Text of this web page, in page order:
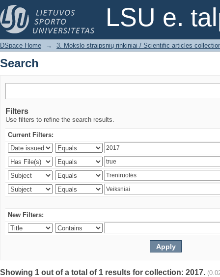
LSU e.
Search
DSpace Home → 3. Mokslo straipsnių rinkiniai / Scientific articles
Search
Filters
Use filters to refine the search results.
Current Filters:
New Filters:
Showing 1 out of a total of 1 results for collection: 2017.